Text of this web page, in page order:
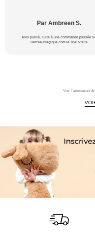
Par Ambreen S.
Avis publié, suite à une commande passée
Berceaumagique.com le 18/07/2026
Voir l'attestation